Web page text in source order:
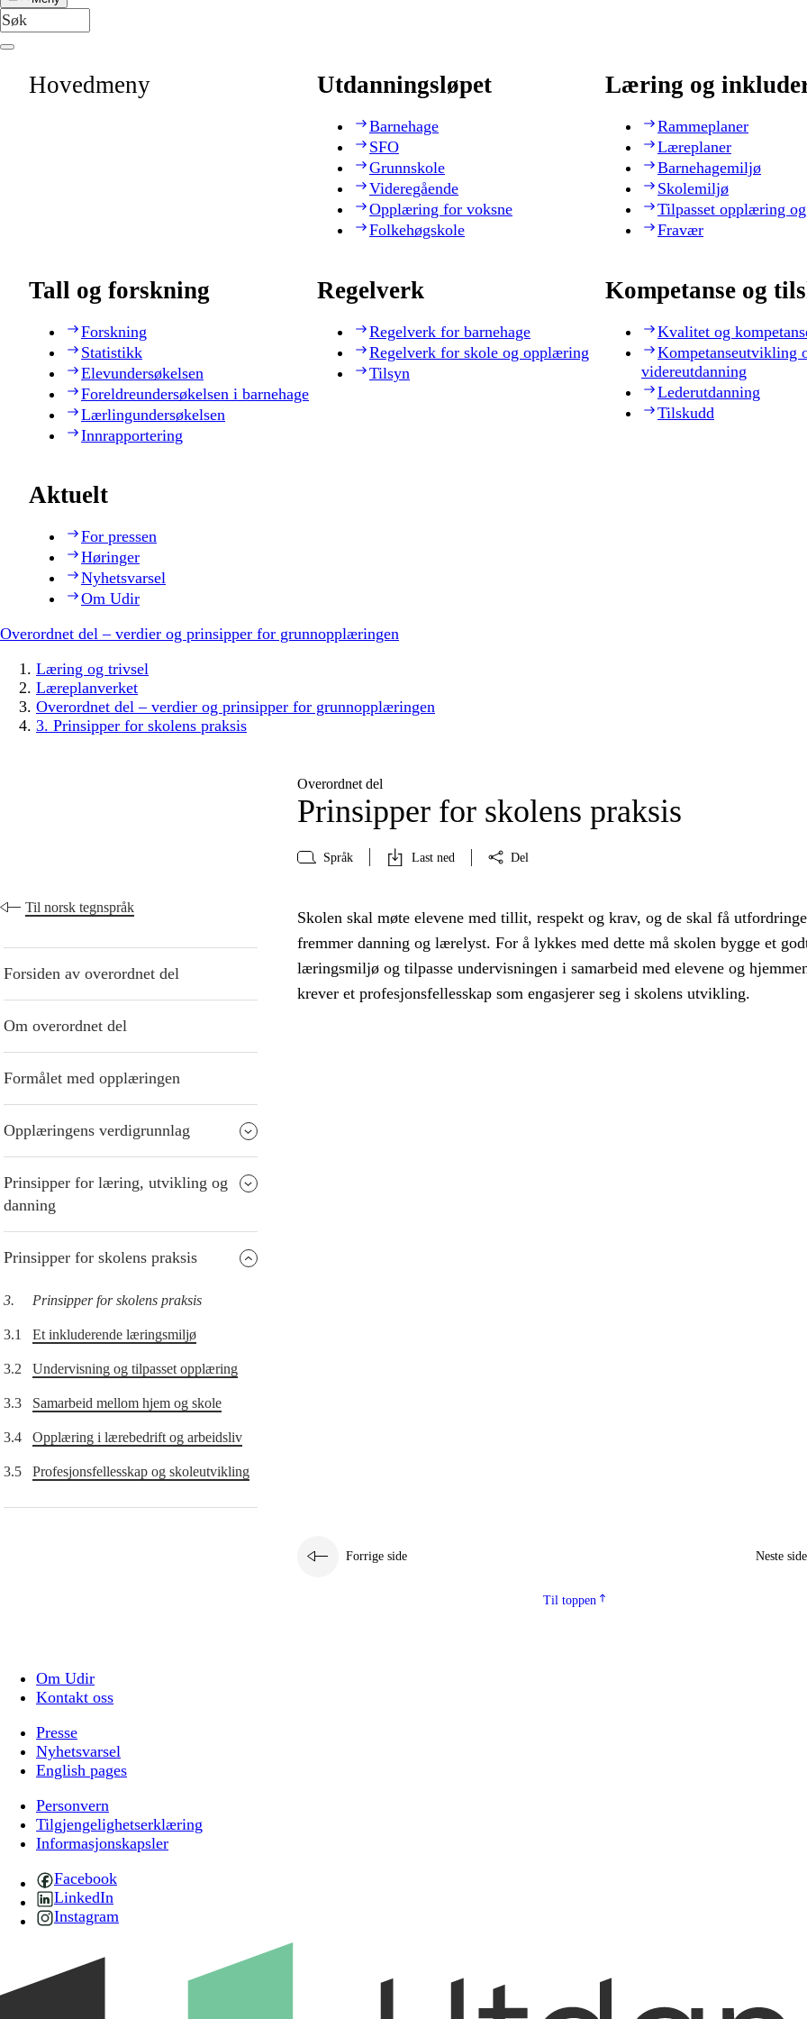
Hovedmeny Utdanningsløpet
Barnehage
SFO
Grunnskole
Videregående
Opplæring for voksne
Folkehøgskole
Læring og
Rammeplaner
Læreplaner
Barnehagemiljø
Skolemiljø
Tilpasset opplæring
Fravær
Tall og forskning
Forskning
Statistikk
Elevundersøkelsen
Foreldreundersøkelsen i barnehage
Lærlingundersøkelsen
Innrapportering
Regelverk
Regelverk for barnehage
Regelverk for skole og opplæring
Tilsyn
Kompetanse og
Kvalitet og
Kompetanseutvikling
videreutdanning
Lederutdanning
Tilskudd
Aktuelt
For pressen
Høringer
Nyhetsvarsel
Om Udir
Overordnet del – verdier og prinsipper for grunnopplæringen
Læring og trivsel
Læreplanverket
Overordnet del – verdier og prinsipper for grunnopplæringen
3. Prinsipper for skolens praksis
Overordnet del
Prinsipper for skolens praksis
Språk Last ned Del
Til norsk tegnspråk
Forsiden av overordnet del
Om overordnet del
Formålet med opplæringen
Opplæringens verdigrunnlag
Prinsipper for læring, utvikling og
danning
Prinsipper for skolens praksis
3. Prinsipper for skolens praksis
3.1 Et inkluderende læringsmiljø
3.2 Undervisning og tilpasset opplæring
3.3 Samarbeid mellom hjem og skole
3.4 Opplæring i lærebedrift og arbeidsliv
3.5 Profesjonsfellesskap og skoleutvikling
Skolen skal møte elevene med tillit, respekt og krav, og de skal få
fremmer danning og lærelyst. For å lykkes med dette må skolen bygge et
læringsmiljø og tilpasse undervisningen i samarbeid med elevene og
krever et profesjonsfellesskap som engasjerer seg i skolens utvikling.
Forrige side Neste side
Til toppen
Om Udir
Kontakt oss
Presse
Nyhetsvarsel
English pages
Personvern
Tilgjengelighetserklæring
Informasjonskapsler
Facebook
LinkedIn
Instagram